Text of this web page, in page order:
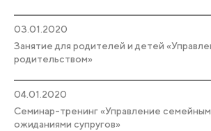
03.01.2020
Занятие для родителей и детей
родительством»
04.01.2020
Семинар-тренинг «Управление семейным
ожиданиями супругов»